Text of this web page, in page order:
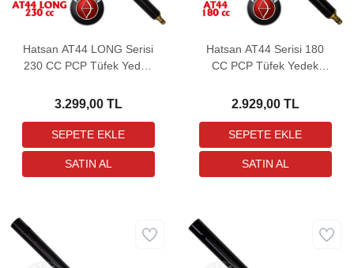
Hatsan AT44 LONG Serisi
230 CC PCP Tüfek Yedek
3.299,00 TL
Hatsan AT44 Serisi 180
CC PCP Tüfek Yedek
2.929,00 TL